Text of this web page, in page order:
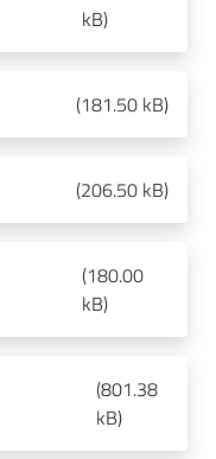
kB)
(181.50 kB)
(206.50 kB)
(180.00
kB)
(801.38
kB)